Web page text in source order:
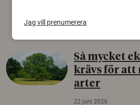
Så mycket
krävs för att
arter
22 juni 2026
Jag vill prenumerera